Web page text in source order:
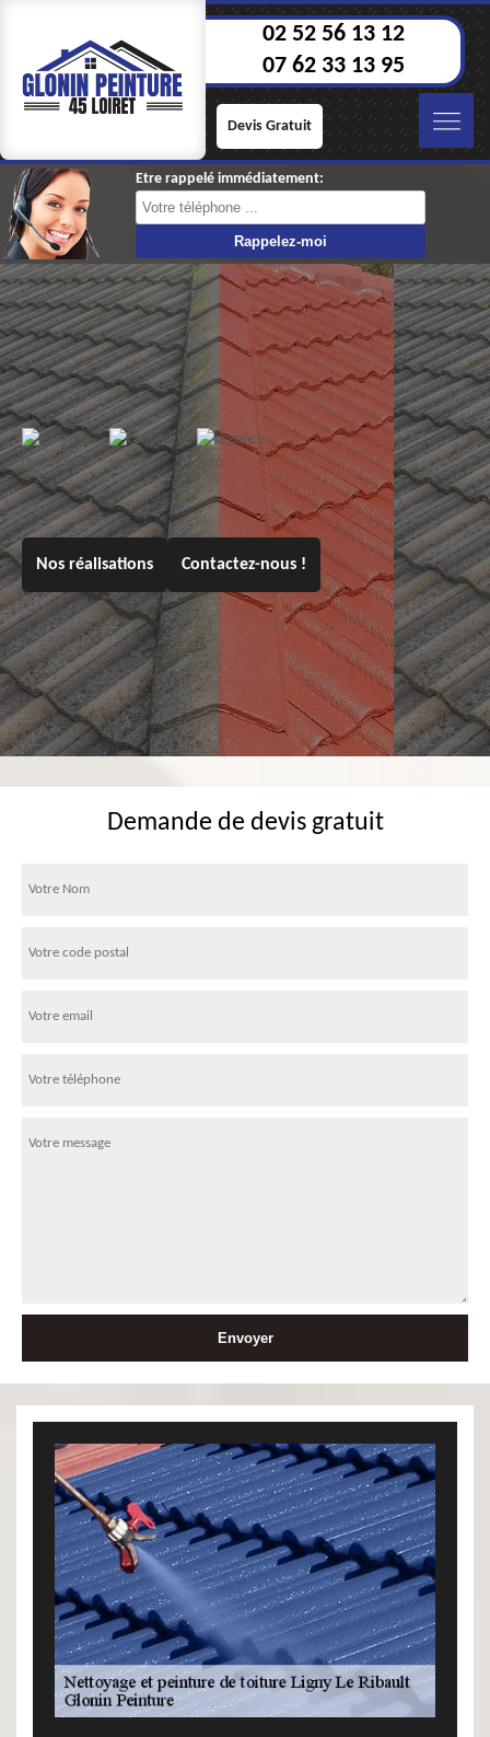
02 52 56 13 12
07 62 33 13 95
Devis Gratuit
Etre rappelé immédiatement:
Nos réalisations Contactez-nous !
Demande de devis gratuit